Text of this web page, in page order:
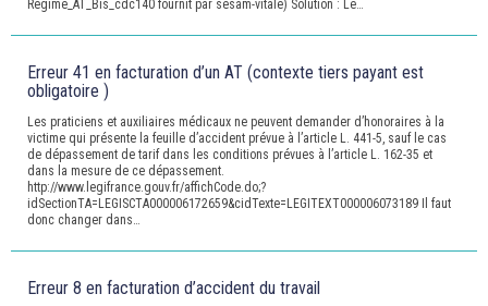
Régime_AT_Bis_cdc140 fournit par sesam-vitale) Solution : Le…
Erreur 41 en facturation d’un AT (contexte tiers payant est
obligatoire )
Les praticiens et auxiliaires médicaux ne peuvent demander d’honoraires à la
victime qui présente la feuille d’accident prévue à l’article L. 441-5, sauf le cas
de dépassement de tarif dans les conditions prévues à l’article L. 162-35 et
dans la mesure de ce dépassement.
http://www.legifrance.gouv.fr/affichCode.do;?
idSectionTA=LEGISCTA000006172659&cidTexte=LEGITEXT000006073189 Il faut
donc changer dans…
Erreur 8 en facturation d’accident du travail